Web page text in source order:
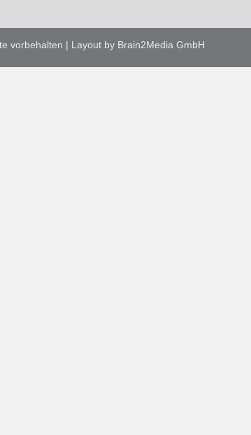
vorbehalten | Layout by Brain2Media GmbH